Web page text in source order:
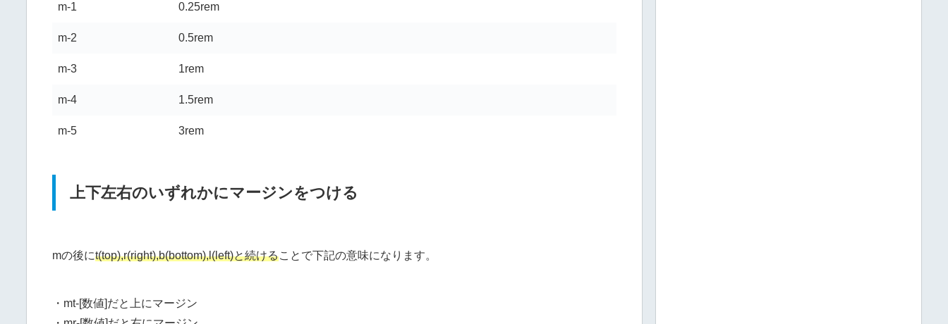
m-1 0.25rem
m-2 0.5rem
m-3 1rem
m-4 1.5rem
m-5 3rem
上下左右のいずれかにマージンをつける
mの後にt(top),r(right),b(bottom),l(left)と続けることで下記の意味になります。
・mt-[数値]だと上にマージン